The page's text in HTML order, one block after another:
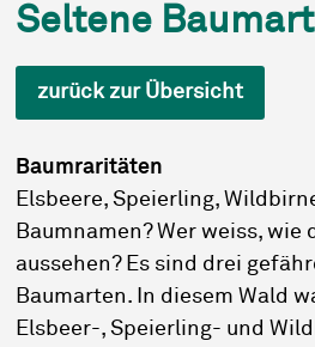
Seltene
zurück zur Übersicht
Baumraritäten
Elsbeere, Speierling,
Baumnamen? Wer weiss, wie
aussehen? Es sind drei
Baumarten. In diesem Wald
Elsbeer-, Speierling- und